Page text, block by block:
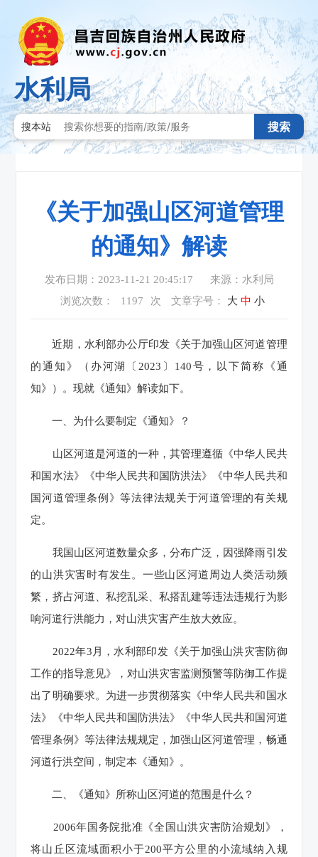
水利局
搜本站 搜索
《关于加强山区河道管理
的通知》解读
发布日期：2023-11-21 20:45:17
来源：水利局
浏览次数：
1197 次 文章字号： 大 中 小
近期，水利部办公厅印发《关于加强山区河道管理
的通知》（办河湖〔2023〕140号，以下简称《通
知》）。现就《通知》解读如下。
一、为什么要制定《通知》？
山区河道是河道的一种，其管理遵循《中华人民共
和国水法》《中华人民共和国防洪法》《中华人民共和
国河道管理条例》等法律法规关于河道管理的有关规
定。
我国山区河道数量众多，分布广泛，因强降雨引发
的山洪灾害时有发生。一些山区河道周边人类活动频
繁，挤占河道、私挖乱采、私搭乱建等违法违规行为影
响河道行洪能力，对山洪灾害产生放大效应。
2022年3月，水利部印发《关于加强山洪灾害防御
工作的指导意见》，对山洪灾害监测预警等防御工作提
出了明确要求。为进一步贯彻落实《中华人民共和国水
法》《中华人民共和国防洪法》《中华人民共和国河道
管理条例》等法律法规规定，加强山区河道管理，畅通
河道行洪空间，制定本《通知》。
二、《通知》所称山区河道的范围是什么？
2006年国务院批准《全国山洪灾害防治规划》，
将山丘区流域面积小于200平方公里的小流域纳入规